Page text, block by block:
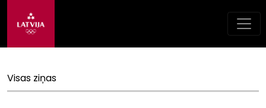
Visas ziņas